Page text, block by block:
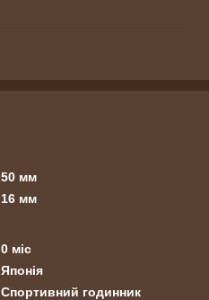
50 мм
16 мм
0 міс
Японія
Спортивний годинник